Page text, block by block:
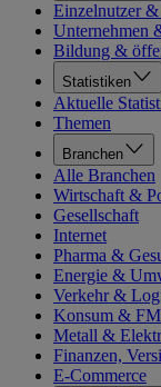
Einzelnutzer
Unternehmen
Bildung &
Statistiken
Aktuelle
Themen
Branchen
Alle Branchen
Wirtschaft &
Gesellschaft
Internet
Pharma &
Energie &
Verkehr &
Konsum &
Metall &
Finanzen,
E-Commerce